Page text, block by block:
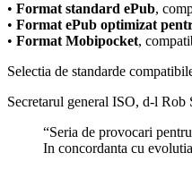
• Format standard ePub,
• Format ePub optimizat
• Format Mobipocket,
Selectia de standarde
Secretarul general ISO, d-l Rob
“Seria de provocari
In concordanta cu